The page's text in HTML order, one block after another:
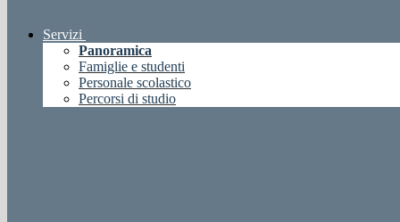
Servizi
Panoramica
Famiglie e studenti
Personale scolastico
Percorsi di studio